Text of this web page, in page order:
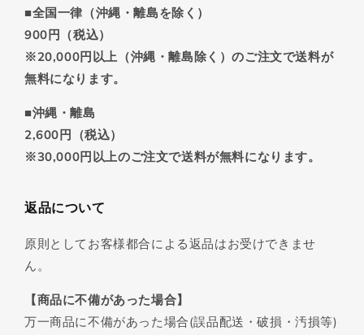
■全国一律（沖縄・離島を除く）
900円（税込）
※20,000円以上（沖縄・離島除く）のご注文で送料が
無料になります。
■沖縄・離島
2,600円（税込）
※30,000円以上のご注文で送料が無料になります。
返品について
原則としてお客様都合による返品はお受けできませ
ん。
【商品に不備があった場合】
万一商品に不備があった場合(誤品配送・破損・汚損等)